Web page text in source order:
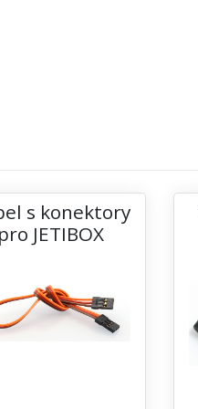
s konektory
pro JETIBOX